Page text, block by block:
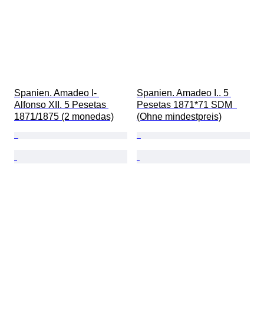
Spanien. Amadeo I-
Alfonso XII. 5 Pesetas
1871/1875 (2 monedas)
Spanien. Amadeo I.. 5
Pesetas 1871*71 SDM
(Ohne mindestpreis)